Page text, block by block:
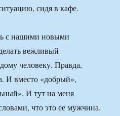
сидя в кафе.
с нашими новыми
вежливый
человеку. Правда,
И вместо «добрый»,
И тут на меня
что это ее мужчина.